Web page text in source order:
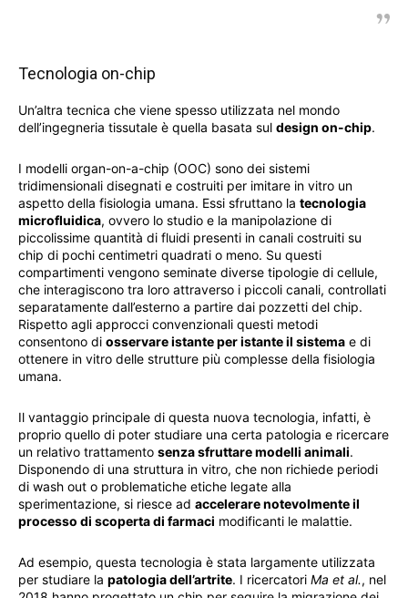
Tecnologia on-chip
Un’altra tecnica che viene spesso utilizzata nel mondo
dell’ingegneria tissutale è quella basata sul design on-chip.
I modelli organ-on-a-chip (OOC) sono dei sistemi
tridimensionali disegnati e costruiti per imitare in vitro un
aspetto della fisiologia umana. Essi sfruttano la tecnologia
microfluidica, ovvero lo studio e la manipolazione di
piccolissime quantità di fluidi presenti in canali costruiti su
chip di pochi centimetri quadrati o meno. Su questi
compartimenti vengono seminate diverse tipologie di cellule,
che interagiscono tra loro attraverso i piccoli canali, controllati
separatamente dall’esterno a partire dai pozzetti del chip.
Rispetto agli approcci convenzionali questi metodi
consentono di osservare istante per istante il sistema e di
ottenere in vitro delle strutture più complesse della fisiologia
umana.
Il vantaggio principale di questa nuova tecnologia, infatti, è
proprio quello di poter studiare una certa patologia e ricercare
un relativo trattamento senza sfruttare modelli animali.
Disponendo di una struttura in vitro, che non richiede periodi
di wash out o problematiche etiche legate alla
sperimentazione, si riesce ad accelerare notevolmente il
processo di scoperta di farmaci modificanti le malattie.
Ad esempio, questa tecnologia è stata largamente utilizzata
per studiare la patologia dell’artrite. I ricercatori Ma et al., nel